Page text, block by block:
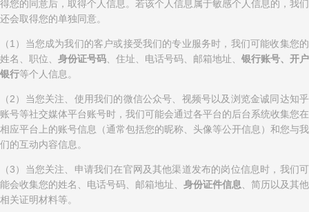
得您的同意后，取得个人信息。若该个人信息属于敏感个人信息的，我们
还会取得您的单独同意。
（1）当您成为我们的客户或接受我们的专业服务时，我们可能收集您的
姓名、职位、 身份证号码 、住址、电话号码、邮箱地址、 银行账号、开户
银行等个人信息。
（2）当您关注、使用我们的微信公众号、视频号以及浏览金诚同达知乎
账号等社交媒体平台账号时，我们可能会通过各平台的后台系统收集您在
相应平台上的账号信息（通常包括您的昵称、头像等公开信息）和您与我
们的互动内容信息。
（3）当您关注、申请我们在官网及其他渠道发布的岗位信息时，我们可
能会收集您的姓名、电话号码、邮箱地址、 身份证件信息 、简历以及其他
相关证明材料等。